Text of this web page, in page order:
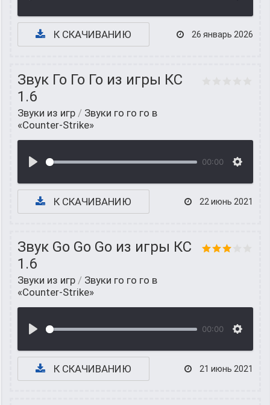
К СКАЧИВАНИЮ 26 январь 2026
Звук Го Го Го из игры КС
1.6
Звуки из игр / Звуки го го го в
«Counter-Strike»
00:00
К СКАЧИВАНИЮ 22 июнь 2021
Звук Go Go Go из игры КС
1.6
Звуки из игр / Звуки го го го в
«Counter-Strike»
00:00
К СКАЧИВАНИЮ 21 июнь 2021